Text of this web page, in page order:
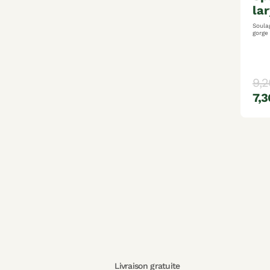
gorge facilite la déglutition
Livraison gratuite